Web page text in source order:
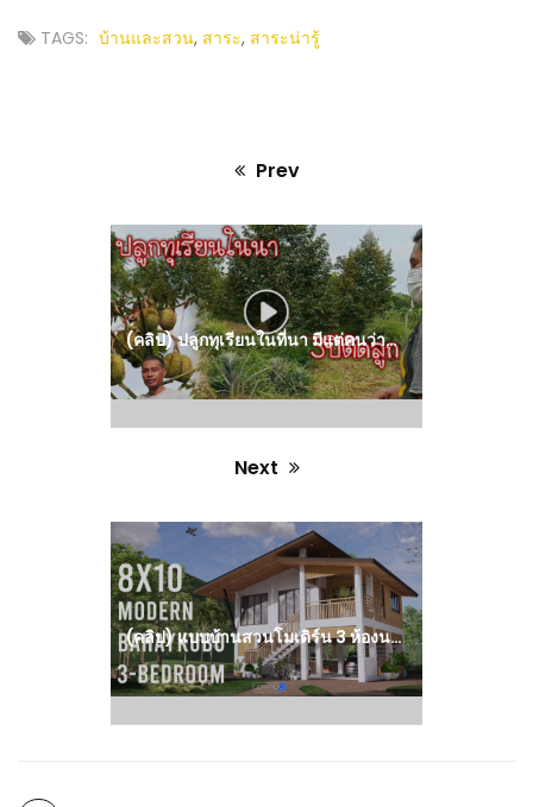
TAGS: บ้านและสวน, สาระ, สาระน่ารู้
Prev
Previous
post:
(คลิป) ปลูกทุเรียนในที่นา มีแต่คนว่าบ้า ผลที่ออกมาเป็นแบบนี้!! : วีดีโอ เกษตร
Next
Next
post:
(คลิป) แบบบ้านสวนโมเดิร์น 3 ห้องนอน 8.8 X 10 ม. : วีดีโอ เกษตร